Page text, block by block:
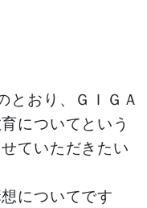
おり、ＧＩＧＡ
についてという
ていただきたい
についてです